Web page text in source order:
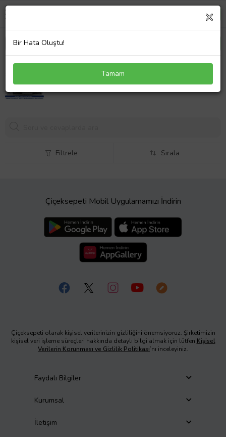
Casper MT50 MT51 MT55 MT50II1 MP-09Q36TQ-
360W Klavye Siyah Türkçe
1679,86 TL
Filtrele Sırala
Çiçeksepeti Mobil Uygulamamızı İndirin
Çiçeksepeti olarak kişisel verilerinizin gizliliğini önemsiyoruz. Şirketimizin
kişisel veri işleme süreçleri hakkında detaylı bilgi almak için lütfen Kişisel
Verilerin Korunması ve Gizlilik Politikası’nı inceleyiniz.
Faydalı Bilgiler
Kurumsal
İletişim
Bir Hata Oluştu!
Tamam